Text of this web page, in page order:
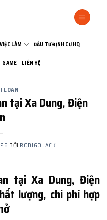
VIỆC LÀM ĐẦU TƯ ĐỊNH CƯ HQ
GAME LIÊN HỆ
LOAN
tại Xa Dung, Điện
BỞI RODIGO JACK
tại Xa Dung, Điện
lượng, chi phí hợp